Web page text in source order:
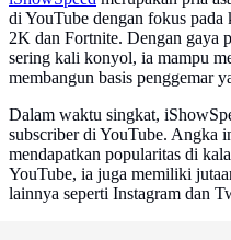
di YouTube dengan fokus
2K dan Fortnite. Dengan gaya
sering kali konyol, ia mampu
membangun basis penggemar
Dalam waktu singkat,
subscriber di YouTube. Angka
mendapatkan popularitas di
YouTube, ia juga memiliki
lainnya seperti Instagram dan